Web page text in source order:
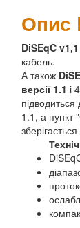
Опис
DiSEqC
кабель.
А також
версії 1.1 і
1.1, а пункт